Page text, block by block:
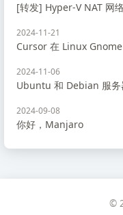
[转发] Hyper-V NAT 网
2024-11-21
Cursor 在 Linux
2024-11-06
Ubuntu 和 Debian 服务
2024-09-08
你好，Manjaro
©